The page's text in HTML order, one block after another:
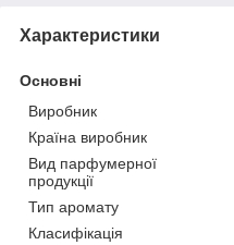
Характеристики
Основні
Виробник
Країна виробник
Вид парфумерної
продукції
Тип аромату
Класифікація